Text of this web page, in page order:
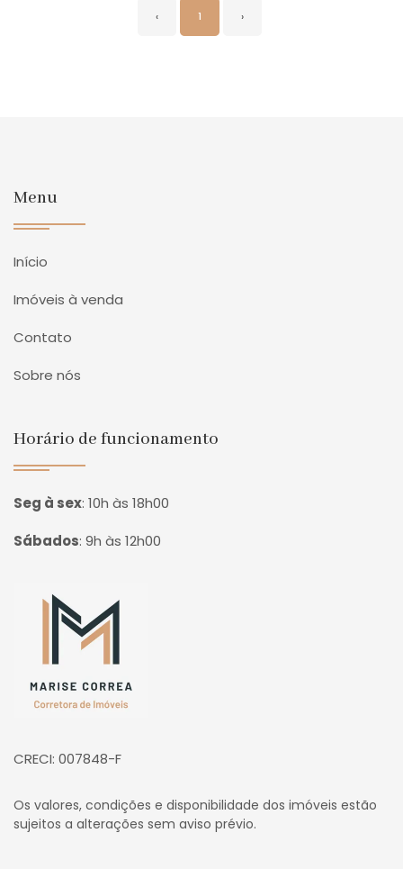
‹ 1 ›
Menu
Início
Imóveis à venda
Contato
Sobre nós
Horário de funcionamento
Seg à sex: 10h às 18h00
Sábados: 9h às 12h00
Página inicial
CRECI: 007848-F
Os valores, condições e disponibilidade dos imóveis estão
sujeitos a alterações sem aviso prévio.